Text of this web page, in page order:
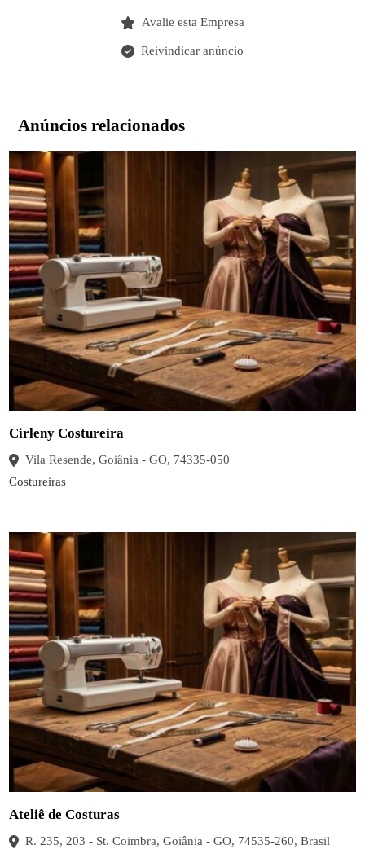
Avalie esta Empresa
Reivindicar anúncio
Anúncios relacionados
Cirleny Costureira
Vila Resende, Goiânia - GO, 74335-050
Costureiras
Ateliê de Costuras
R. 235, 203 - St. Coimbra, Goiânia - GO, 74535-260, Brasil